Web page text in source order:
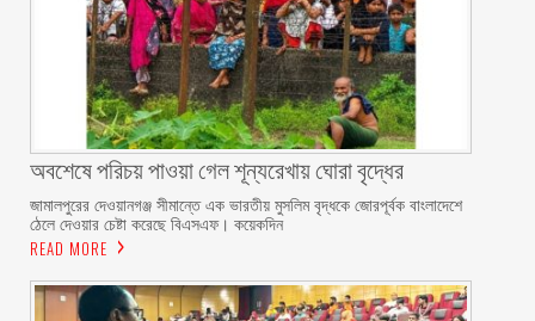
অবশেষে পরিচয় পাওয়া গেল শূন্যরেখায় ঘোরা বৃদ্ধের
জামালপুরের দেওয়ানগঞ্জ সীমান্তে এক ভারতীয় মুসলিম বৃদ্ধকে জোরপূর্বক বাংলাদেশে
ঠেলে দেওয়ার চেষ্টা করেছে বিএসএফ। কয়েকদিন
READ MORE